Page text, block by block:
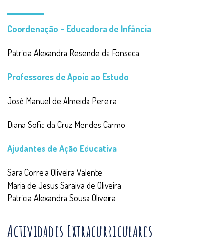
Coordenação – Educadora de Infância
Patrícia Alexandra Resende da Fonseca
Professores de Apoio ao Estudo
José Manuel de Almeida Pereira
Diana Sofia da Cruz Mendes Carmo
Ajudantes de Ação Educativa
Sara Correia Oliveira Valente
Maria de Jesus Saraiva de Oliveira
Patrícia Alexandra Sousa Oliveira
Actividades Extracurriculares